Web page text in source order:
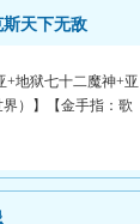
天下无敌
+地狱七十二魔神+亚
）】【金手指：歌